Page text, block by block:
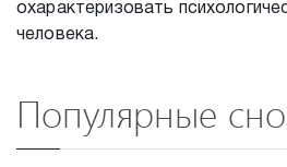
охарактеризовать
человека.
Популярные